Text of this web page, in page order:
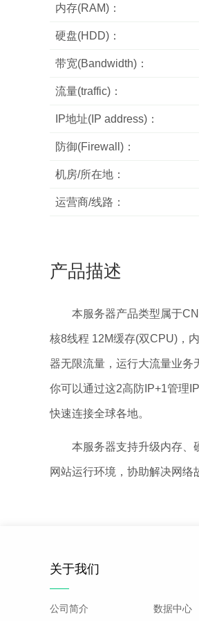
内存(RAM)：
硬盘(HDD)：
带宽(Bandwidth)：
流量(traffic)：
IP地址(IP address)：
防御(Firewall)：
机房/所在地：
运营商/线路：
产品描述
本服务器产品类型属于CN2
核8线程 12M缓存(双CPU)，
器无限流量，运行大流量业务
你可以通过这2高防IP+1管理
快速连接全球各地。
本服务器支持升级内存、硬
网站运行环境，协助解决网络
关于我们
公司简介 数据中心